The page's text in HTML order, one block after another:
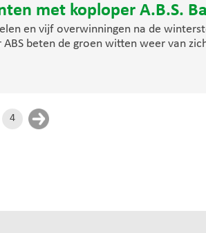
met koploper A.B.S.
en vijf overwinningen na de
beten de groen witten weer van
4